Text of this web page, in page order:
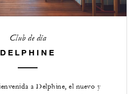
Club de día
DELPHINE
a Delphine, el nuevo y